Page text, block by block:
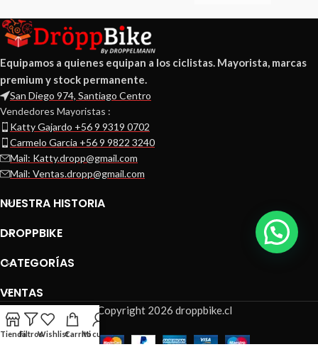
Equipamos a quienes equipan a los ciclistas. Mayorista, marcas
premium y stock permanente.
San Diego 974, Santiago Centro
Vendedores Mayoristas :
Katty Gajardo +56 9 9319 0702
Carmelo Garcia +56 9 9822 3240
Mail: Katty.dropp@gmail.com
Mail: Ventas.dropp@gmail.com
NUESTRA HISTORIA
DROPPBIKE
CATEGORÍAS
VENTAS
© Copyright 2026 droppbike.cl
TiendaFiltrosWishlistCarritoMi cuenta